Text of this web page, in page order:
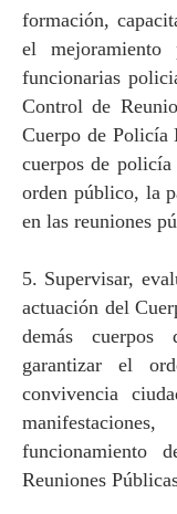
formación,
el
funcionarias
Control de
Cuerpo de Policía
cuerpos de
orden público, la
en las reuniones
5. Supervisar,
actuación del
demás
garantizar el
convivencia
funcionamiento
Reuniones